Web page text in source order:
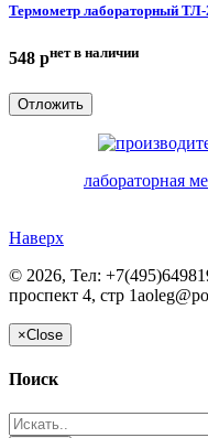
Термометр лабораторный
548 pнет в наличии
Отложить
лабораторная
Наверх
© 2026, Тел:
проспект 4, стр 1а
×Close
Поиск